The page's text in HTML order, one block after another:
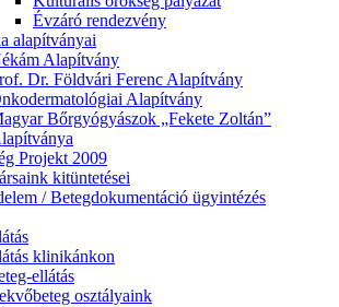
Évzáró rendezvény
alapítványai
Alapítvány
Dr. Földvári Ferenc Alapítvány
Alapítvány
Bőrgyógyászok „Fekete Zoltán”
Projekt 2009
kitüntetései
/ Betegdokumentáció ügyintézés
klinikánkon
ellátás
osztályaink